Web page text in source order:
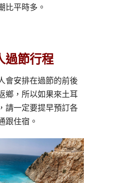
比平時多。
過節行程
會安排在過節的前後
鄉，所以如果來土耳
請一定要提早預訂各
跟住宿。